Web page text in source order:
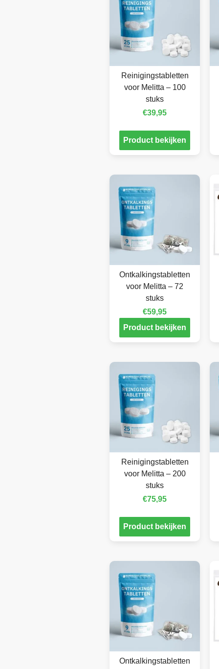
Reinigingstabletten
voor Melitta – 100
stuks
€39,95
Product bekijken
Ontkalkingstabletten
voor Melitta – 72
stuks
€59,95
Product bekijken
Reinigingstabletten
voor Melitta – 200
stuks
€75,95
Product bekijken
Ontkalkingstabletten